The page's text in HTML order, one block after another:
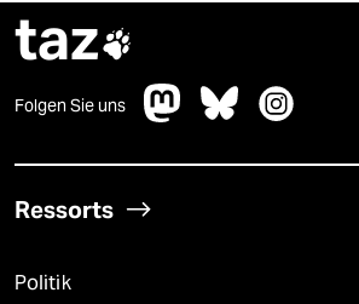
taz
Folgen Sie uns
Ressorts
Politik